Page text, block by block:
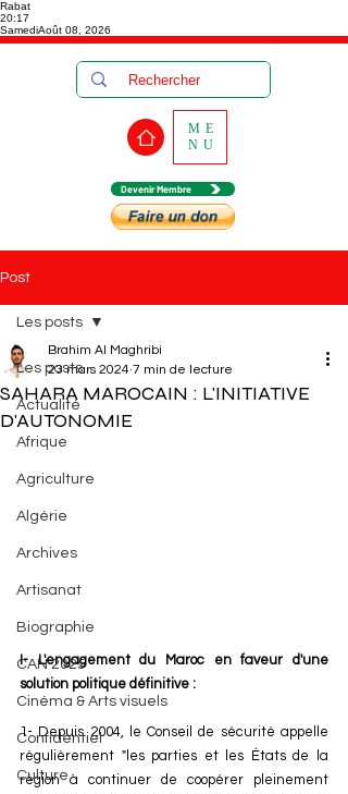
Rabat
20:17
SamediAoût 08, 2026
Devenir Membre
ME
NU
Post
Les posts
Actualité
Afrique
Agriculture
Algérie
Archives
Artisanat
Biographie
CAN 2025
Cinéma & Arts visuels
Confidentiel
Culture
Les posts
SAHARA MAROCAIN : L'INITIATIVE
D'AUTONOMIE
Brahim Al Maghribi
23 mars 2024 7 min de lecture
I- L'engagement du Maroc en faveur d'une
solution politique définitive :
1- Depuis 2004, le Conseil de sécurité appelle
régulièrement "les parties et les États de la
région à continuer de coopérer pleinement